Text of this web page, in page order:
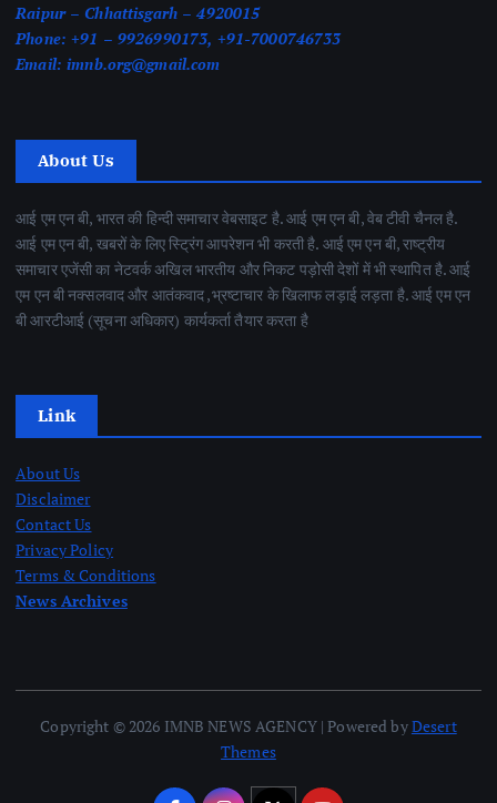
Raipur – Chhattisgarh – 4920015
Phone: +91 – 9926990173, +91-7000746733
Email: imnb.org@gmail.com
About Us
आई एम एन बी, भारत की हिन्दी समाचार वेबसाइट है. आई एम एन बी, वेब टीवी चैनल है.
आई एम एन बी, खबरों के लिए स्ट्रिंग आपरेशन भी करती है. आई एम एन बी, राष्ट्रीय
समाचार एजेंसी का नेटवर्क अखिल भारतीय और निकट पड़ोसी देशों में भी स्थापित है. आई
एम एन बी नक्सलवाद और आतंकवाद ,भ्रष्टाचार के खिलाफ लड़ाई लड़ता है. आई एम एन
बी आरटीआई (सूचना अधिकार) कार्यकर्ता तैयार करता है
Link
About Us
Disclaimer
Contact Us
Privacy Policy
Terms & Conditions
News Archives
Copyright © 2026 IMNB NEWS AGENCY | Powered byDesert
Themes